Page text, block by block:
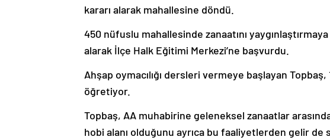
kararı alarak mahallesine döndü.
450 nüfuslu mahallesinde zanaatını
alarak İlçe Halk Eğitimi Merkezi’ne başvurdu.
Ahşap oymacılığı dersleri vermeye başlayan
öğretiyor.
Topbaş, AA muhabirine geleneksel zanaatlar
hobi alanı olduğunu ayrıca bu faaliyetlerden gelir